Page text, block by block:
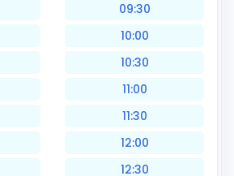
09:30
10:00
10:30
11:00
11:30
12:00
12:30